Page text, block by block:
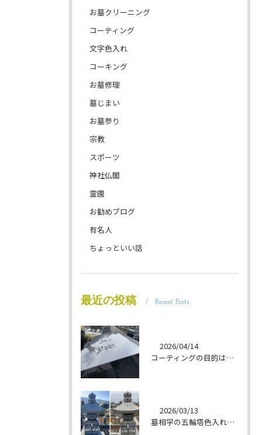
お墓クリーニング
コーティング
文字色入れ
コーキング
お墓修理
墓じまい
お墓参り
宗教
スポーツ
神社仏閣
霊園
お勧めブログ
有名人
ちょっといい話
最近の投稿 Recent Posts
2026/04/14
コーティングの目的は 墓石を保護することです 岐阜のお墓掃除屋「磨き専隊」です
2026/03/13
墓相学の五輪塔色入れ 岐阜のお墓掃除屋「磨き専隊」です